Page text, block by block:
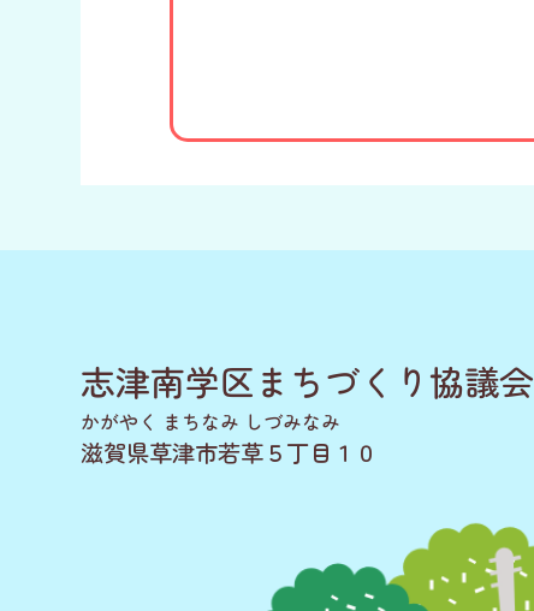
志津南学区まちづくり協議会
かがやく まちなみ しづみなみ
滋賀県草津市若草５丁目１０